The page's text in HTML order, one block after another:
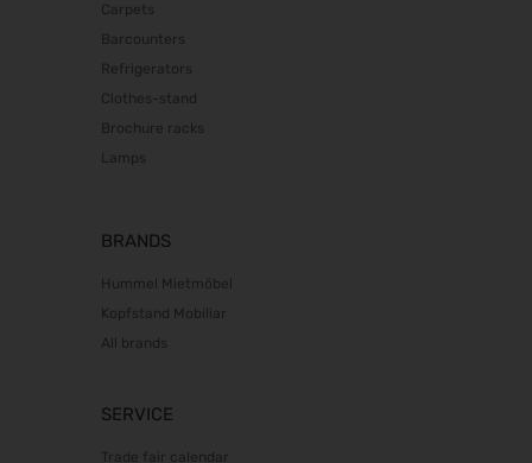
SPS 2026
Heim + Handwerk 2026
Deutscher Wirbelsäulenkongress
11.01.2027 - 15.01.2027
CMT 2027
HOGA 2027
Perimeter Protection 2027
Carpets
Barcounters
Refrigerators
Clothes-stand
Brochure racks
Lamps
BRANDS
Hummel Mietmöbel
Kopfstand Mobiliar
All brands
SERVICE
Trade fair calendar